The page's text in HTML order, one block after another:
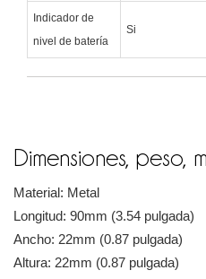
Indicador de
nivel de batería
Si
Dimensiones, peso,
Material: Metal
Longitud: 90mm (3.54 pulgada)
Ancho: 22mm (0.87 pulgada)
Altura: 22mm (0.87 pulgada)